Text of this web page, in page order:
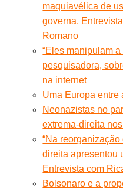
maquiavélica de
governa.
Romano
“Eles manipulam
pesquisadora,
na internet
Uma Europa entre
Neonazistas no
extrema-direita
“Na
direita apresentou
Entrevista com
Bolsonaro e a